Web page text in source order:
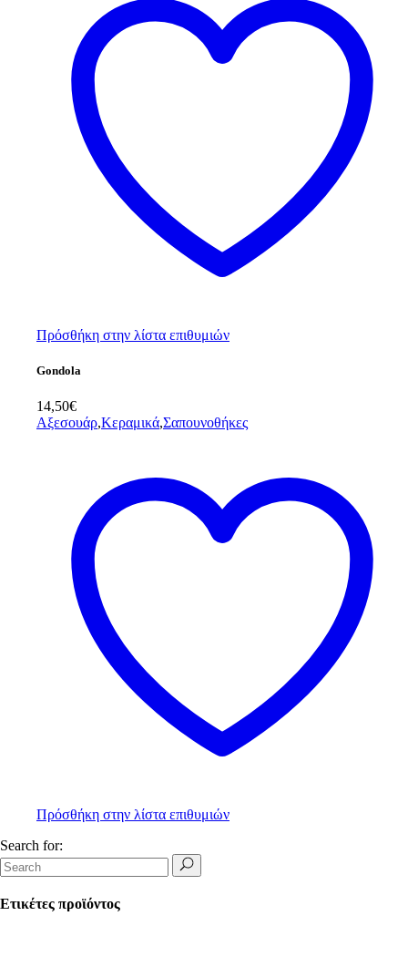
Πρόσθήκη στην λίστα επιθυμιών
Gondola
14,50€
Αξεσουάρ,Κεραμικά,Σαπουνοθήκες
Πρόσθήκη στην λίστα επιθυμιών
Search for:
Ετικέτες προϊόντος